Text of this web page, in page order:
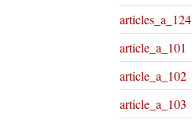
articles_a_124
article_a_101
article_a_102
article_a_103